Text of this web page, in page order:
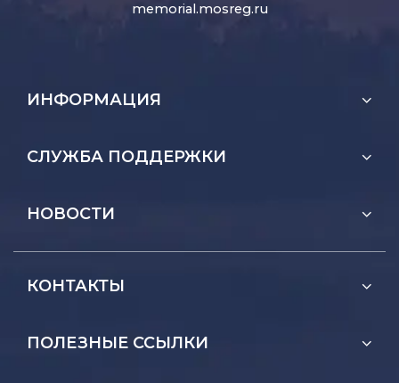
memorial.mosreg.ru
ИНФОРМАЦИЯ
СЛУЖБА ПОДДЕРЖКИ
НОВОСТИ
КОНТАКТЫ
ПОЛЕЗНЫЕ ССЫЛКИ